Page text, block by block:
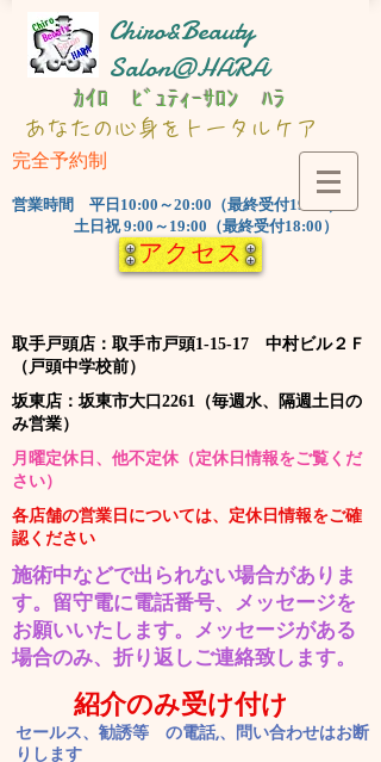
Chiro&Beauty
Salon@HARA
​あなたの心身をトータルケア
完全予約制
​営業時間 平日10:00～20:00（最終受付19:00）
土日祝 9:00～19:00（最終受付18:00）
ｶｲﾛ ﾋﾞｭﾃｨｰｻﾛﾝ ﾊﾗ
アクセス
​取手戸頭店：取手市戸頭1-15-17 中村ビル２Ｆ
（戸頭中学校前）
​坂東店：坂東市大口2261（毎週水、隔週土日の
み営業）
​月曜定休日、他不定休（定休日情報をご覧くだ
さい）
​各店舗の営業日については、定休日情報をご確
認ください
施術中などで出られない場合がありま
す。​留守電に電話番号、メッセージを
お願いいたします。 ​メッセージがある
場合のみ、折り返しご連絡致します。
紹介のみ受け付け
セールス、勧誘等 の電話,、問い合わせはお断
りします